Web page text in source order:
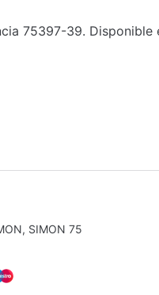
75397-39. Disponible
, SIMON 75